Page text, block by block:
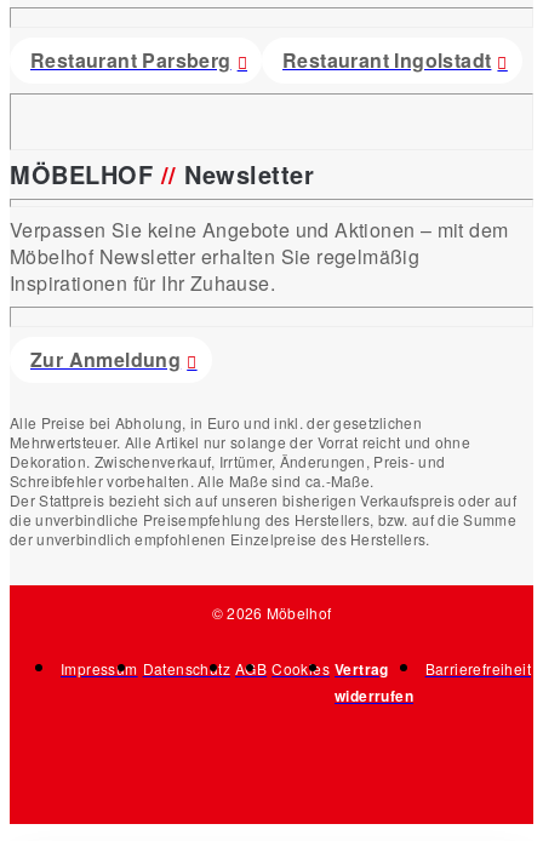
Restaurant Parsberg Restaurant Ingolstadt
MÖBELHOF// Newsletter
Verpassen Sie keine Angebote und Aktionen – mit dem
Möbelhof Newsletter erhalten Sie regelmäßig
Inspirationen für Ihr Zuhause.
Zur Anmeldung
Alle Preise bei Abholung, in Euro und inkl. der gesetzlichen
Mehrwertsteuer. Alle Artikel nur solange der Vorrat reicht und ohne
Dekoration. Zwischenverkauf, Irrtümer, Änderungen, Preis- und
Schreibfehler vorbehalten. Alle Maße sind ca.-Maße.
Der Stattpreis bezieht sich auf unseren bisherigen Verkaufspreis oder auf
die unverbindliche Preisempfehlung des Herstellers, bzw. auf die Summe
der unverbindlich empfohlenen Einzelpreise des Herstellers.
© 2026 Möbelhof
Impressum Datenschutz AGB Cookies Vertrag
widerrufen
Barrierefreiheit